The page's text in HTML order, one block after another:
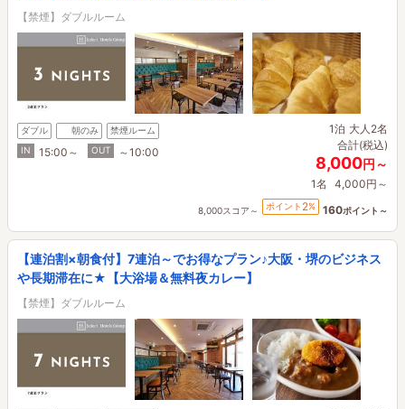
【禁煙】ダブルルーム
ダブル 朝のみ
禁煙ルーム
IN
15:00～ OUT ～10:00
1泊 大人2名
合計(税込)
8,000円～
1名 4,000円～
8,000スコア～ ポイント 2% 160ポイント～
【連泊割×朝食付】7連泊～でお得なプラン♪大阪・堺のビジネス
や長期滞在に★【大浴場＆無料夜カレー】
【禁煙】ダブルルーム